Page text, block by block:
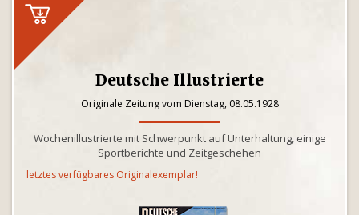
Deutsche Illustrierte
Originale Zeitung vom Dienstag, 08.05.1928
Wochenillustrierte mit Schwerpunkt auf Unterhaltung, einige
Sportberichte und Zeitgeschehen
letztes verfügbares Originalexemplar!